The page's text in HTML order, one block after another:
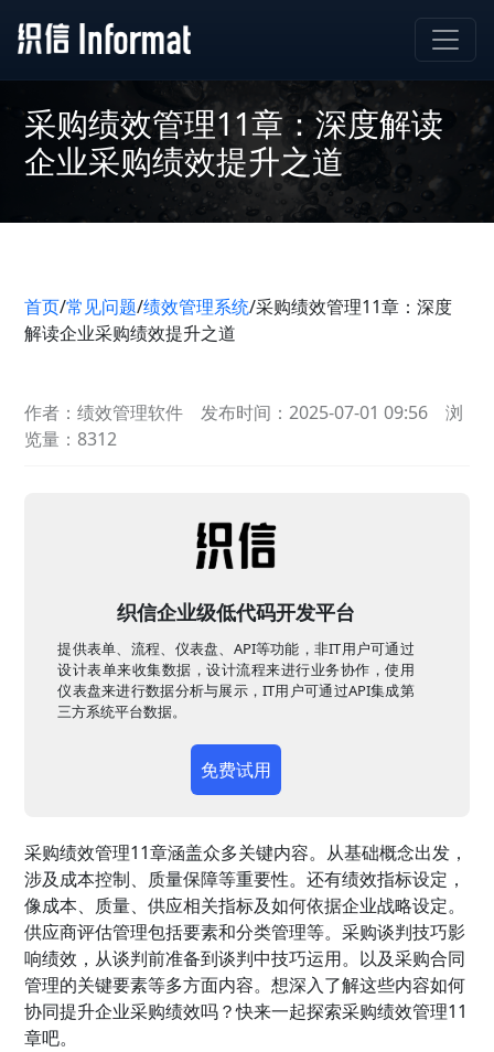
采购绩效管理11章：深度解读
企业采购绩效提升之道
首页/常见问题/绩效管理系统/采购绩效管理11章：深度
解读企业采购绩效提升之道
作者：绩效管理软件 发布时间：2025-07-01 09:56
浏
览量：8312
织信企业级低代码开发平台
提供表单、流程、仪表盘、API等功能，非IT用户可通过
设计表单来收集数据，设计流程来进行业务协作，使用
仪表盘来进行数据分析与展示，IT用户可通过API集成第
三方系统平台数据。
免费试用
采购绩效管理11章涵盖众多关键内容。从基础概念出发，
涉及成本控制、质量保障等重要性。还有绩效指标设定，
像成本、质量、供应相关指标及如何依据企业战略设定。
供应商评估管理包括要素和分类管理等。采购谈判技巧影
响绩效，从谈判前准备到谈判中技巧运用。以及采购合同
管理的关键要素等多方面内容。想深入了解这些内容如何
协同提升企业采购绩效吗？快来一起探索采购绩效管理11
章吧。